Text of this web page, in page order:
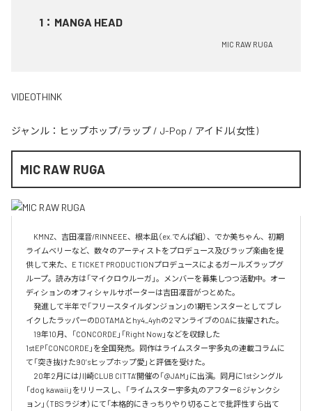
1 ： MANGA HEAD
MIC RAW RUGA
VIDEOTHINK
ジャンル： ヒップホップ/ラップ / J-Pop / アイドル(女性)
MIC RAW RUGA
KMNZ、吉田凜音/RINNEEE、根本凪（ex.でんぱ組）、でか美ちゃん、初期
ライムベリーなど、数々のアーティストをプロデュース及びラップ楽曲を提
供して来た、E TICKET PRODUCTIONプロデュースによるガールズラップグ
ループ。読み方は「マイクロウルーガ」。メンバーを募集しつつ活動中。オー
ディションのオフィシャルサポーターは吉田凜音がつとめた。
発進して半年で「フリースタイルダンジョン」の1期モンスターとしてブレ
イクしたラッパーのDOTAMAとhy4_4yhの2マンライブのOAに抜擢された。
19年10月、「CONCORDE」「Right Now」などを収録した
1stEP「CONCORDE」を全国発売。同作はライムスター宇多丸の連載コラムに
て「突き抜けた90’sヒップホップ愛」と評価を受けた。
20年2月には川崎CLUB CITTA’開催の「@JAM」に出演。同月に1stシングル
「dog kawaii」をリリースし、「ライムスター宇多丸のアフター6 ジャンクシ
ョン」（TBSラジオ）にて「本格的にきっちりやり切ることで批評性すら出て